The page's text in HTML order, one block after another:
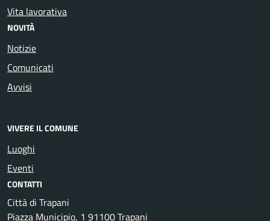
Vita lavorativa
NOVITÀ
Notizie
Comunicati
Avvisi
VIVERE IL COMUNE
Luoghi
Eventi
CONTATTI
Città di Trapani
Piazza Municipio, 1 91100 Trapani